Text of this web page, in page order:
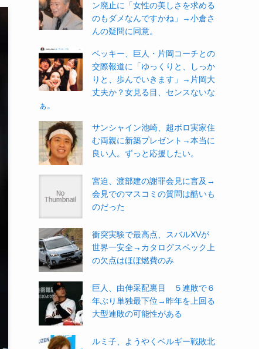
ン廃止に「女性の美しさを求める
のもダメなんですかね」→小倉さ
んの疑問に同意。
ベッキー、巨人・片岡コーチとの
交際報道に「ゆっくりと、しっか
りと、歩んでいきます」→片岡大
丈夫か？女見る目、センスないな
ぁ。
サンシャイン池崎、超ボロ実家住
む両親に新築プレゼント→本当に
良い人。ずっと応援したい。
宮迫、渡部建の謝罪会見に言及→
会見でのマスコミの質問は酷いも
のだった
衝突実験で最高点、スバルXVが
世界一安全→カタログスペック上
の欠点はほぼ燃費のみ
巨人、由伸采配裏目 ５連敗で６
年ぶり単独最下位→昨年を上回る
大型連敗の可能性がある
ルミ子、ようやくベルギー戦敗北